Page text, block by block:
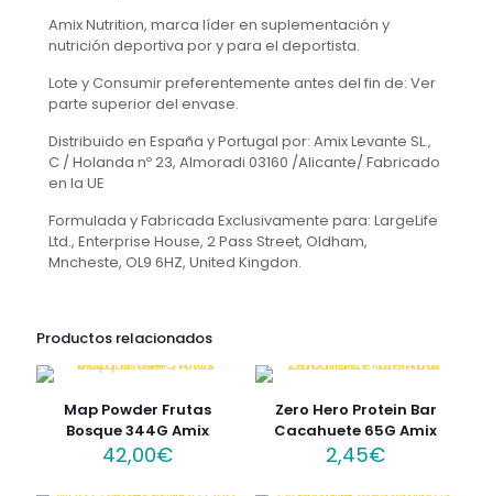
Amix Nutrition, marca líder en suplementación y
nutrición deportiva por y para el deportista.
Lote y Consumir preferentemente antes del fin de: Ver
parte superior del envase.
Distribuido en España y Portugal por: Amix Levante SL.,
C / Holanda nº 23, Almoradi 03160 /Alicante/ Fabricado
en la UE
Formulada y Fabricada Exclusivamente para: LargeLife
Ltd., Enterprise House, 2 Pass Street, Oldham,
Mncheste, OL9 6HZ, United Kingdon.
Productos relacionados
Map Powder Frutas
Bosque 344G Amix
42,00€
Zero Hero Protein Bar
Cacahuete 65G Amix
2,45€